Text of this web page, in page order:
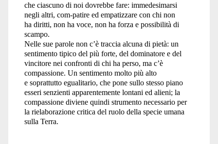
che ciascuno di noi dovrebbe fare: immedesimarsi
negli altri, com-patire ed empatizzare con chi non
ha diritti, non ha voce, non ha forza e possibilità di
scampo.
Nelle sue parole non c’è traccia alcuna di pietà: un
sentimento tipico del più forte, del dominatore e del
vincitore nei confronti di chi ha perso, ma c’è
compassione. Un sentimento molto più alto
e soprattutto egualitario, che pone sullo stesso piano
esseri senzienti apparentemente lontani ed alieni; la
compassione diviene quindi strumento necessario per
la rielaborazione critica del ruolo della specie umana
sulla Terra.